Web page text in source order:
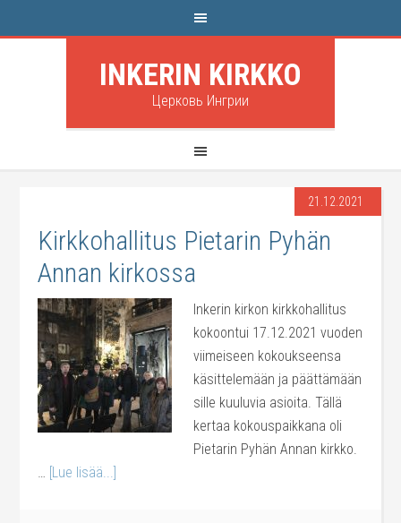
INKERIN KIRKKO
Церковь Ингрии
21.12.2021
Kirkkohallitus Pietarin Pyhän
Annan kirkossa
Inkerin kirkon kirkkohallitus
kokoontui 17.12.2021 vuoden
viimeiseen kokoukseensa
käsittelemään ja päättämään
sille kuuluvia asioita. Tällä
kertaa kokouspaikkana oli
Pietarin Pyhän Annan kirkko.
… [Lue lisää...]